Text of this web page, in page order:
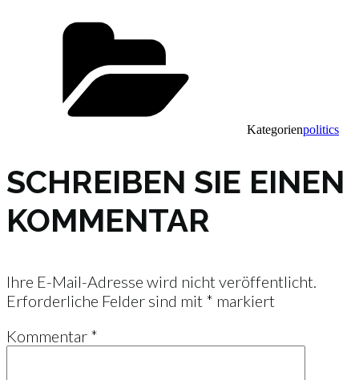
Kategorienpolitics
SCHREIBEN SIE EINEN
KOMMENTAR
Ihre E-Mail-Adresse wird nicht veröffentlicht.
Erforderliche Felder sind mit * markiert
Kommentar *